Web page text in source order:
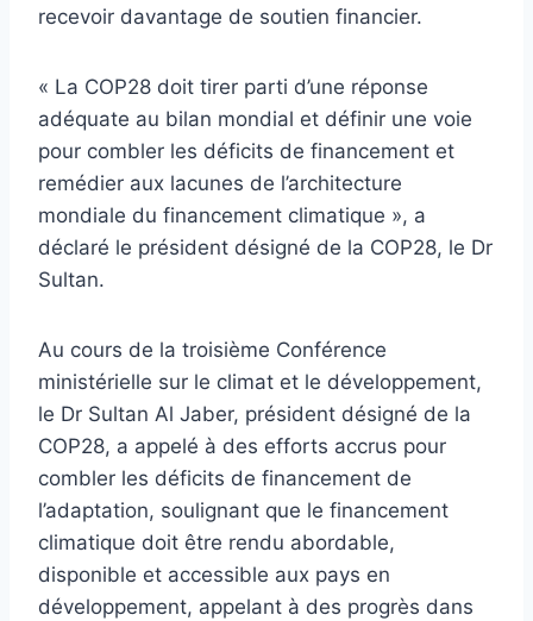
recevoir davantage de soutien financier.
« La COP28 doit tirer parti d’une réponse
adéquate au bilan mondial et définir une voie
pour combler les déficits de financement et
remédier aux lacunes de l’architecture
mondiale du financement climatique », a
déclaré le président désigné de la COP28, le Dr
Sultan.
Au cours de la troisième Conférence
ministérielle sur le climat et le développement,
le Dr Sultan Al Jaber, président désigné de la
COP28, a appelé à des efforts accrus pour
combler les déficits de financement de
l’adaptation, soulignant que le financement
climatique doit être rendu abordable,
disponible et accessible aux pays en
développement, appelant à des progrès dans